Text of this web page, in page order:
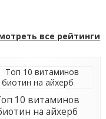
все рейтинги
10 витаминов
на айхерб